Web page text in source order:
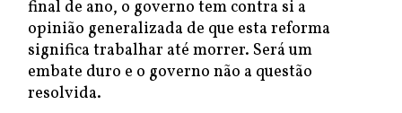
final de ano, o governo tem contra si a
opinião generalizada de que esta reforma
significa trabalhar até morrer. Será um
embate duro e o governo não a questão
resolvida.